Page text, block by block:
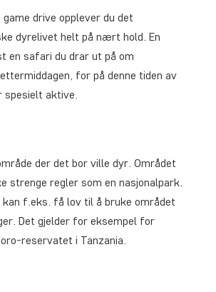
drive opplever du det
dyrelivet helt på nært hold. En
en safari du drar ut på om
for på denne tiden av
spesielt aktive.
der det bor ville dyr. Området
strenge regler som en nasjonalpark.
kan f.eks. få lov til å bruke området
Det gjelder for eksempel for
reservatet i Tanzania.